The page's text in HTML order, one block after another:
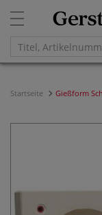
Startseite Gießform